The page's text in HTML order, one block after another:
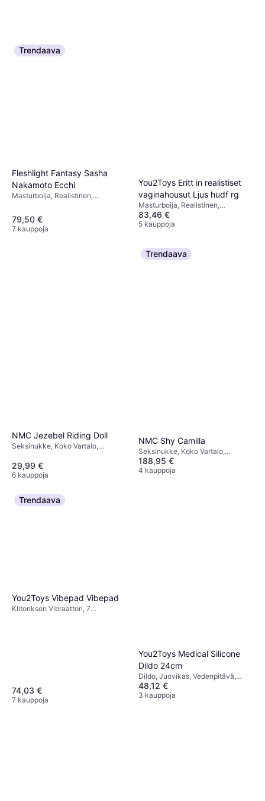
Trendaava
Fleshlight Fantasy Sasha
Nakamoto Ecchi
Masturboija, Realistinen,
79,50 €
7 kauppoja
You2Toys Eritt in realistiset
vaginahousut Ljus hudf rg
Masturboija, Realistinen,
Ftalaatiton
83,46 €
5 kauppoja
NMC Jezebel Riding Doll
Seksinukke, Koko Vartalo,
29,99 €
6 kauppoja
Trendaava
NMC Shy Camilla
Seksinukke, Koko Vartalo,
Ftalaatiton, Kaukosäädin,
Värisevä, Puhallettava, Realistinen
188,95 €
4 kauppoja
Trendaava
You2Toys Vibepad Vibepad
Klitoriksen Vibraattori, 7
74,03 €
7 kauppoja
You2Toys Medical Silicone
Dildo 24cm
Dildo, Juovikas, Vedenpitävä,
Realistinen, Imukuppi, Ftalaatiton
48,12 €
3 kauppoja